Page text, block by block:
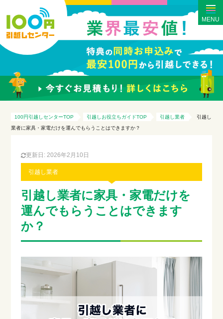
MENU
100円引越しセンターTOP 引越しお役立ちガイドTOP 引越し業者
引越し
業者に家具・家電だけを運んでもらうことはできますか？
引越し業者
更新日: 2026年2月10日
引越し業者に家具・家電だけを
運んでもらうことはできます
か？